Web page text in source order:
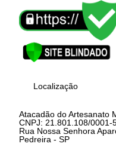
Localização
Atacadão do Artesanato
CNPJ: 21.801.108/0001-
Rua Nossa Senhora
Pedreira - SP